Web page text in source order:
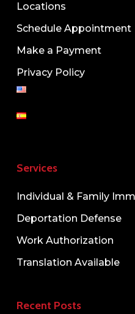
Locations
Schedule Appointment
Make a Payment
Privacy Policy
Services
Individual & Family
Deportation Defense
Work Authorization
Translation Available
Recent Posts